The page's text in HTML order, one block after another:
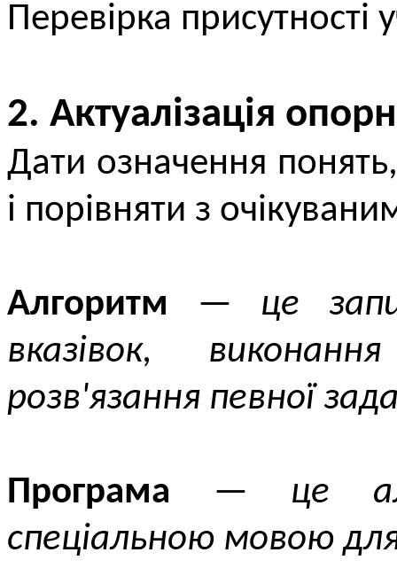
Перевірка присутності
2. Актуалізація
Дати означення
і порівняти з
Алгоритм — це
вказівок,
розв'язання певної
Програма — це
спеціальною мовою